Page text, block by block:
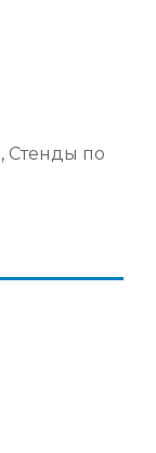
, Стенды по